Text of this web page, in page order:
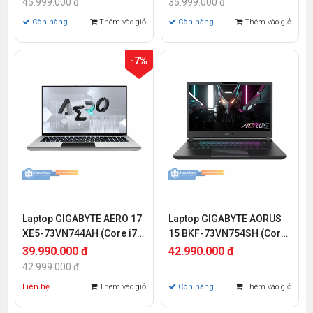
| Win 11 | Xám)
Còn hàng Thêm vào giỏ Còn hàng Thêm vào giỏ
-7%
Laptop GIGABYTE AERO 17
XE5-73VN744AH (Core i7-
12700H | 32GB | 1TB SSD |
RTX 3070Ti 8GB | 17.3 inch
39.990.000 đ
42.999.000 đ
Liên hệ Thêm vào giỏ
Laptop GIGABYTE AORUS
15 BKF-73VN754SH (Core
i7-13700H | 16GB | 1TB |
42.990.000 đ
Còn hàng Thêm vào giỏ